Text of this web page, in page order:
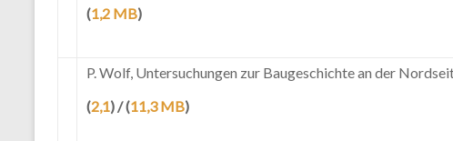
(1,2 MB)
P. Wolf, Untersuchungen zur Baugeschichte an der
(2,1) / (11,3 MB)